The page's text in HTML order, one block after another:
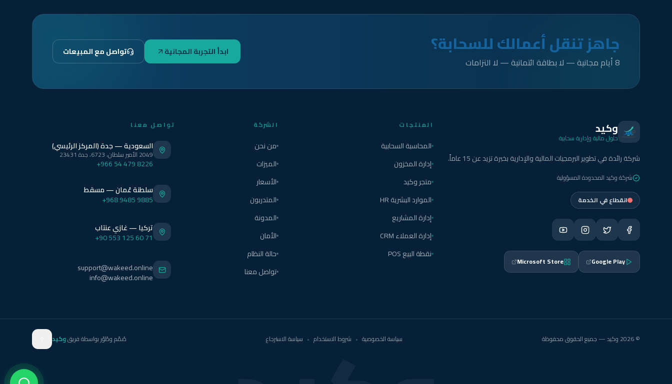
جاهز تنقل أعمالك للسحابة؟
8 أيام مجانية — لا بطاقة ائتمانية — لا التزامات
ابدأ التجربة المجانية تواصل مع المبيعات
وكيد
حلول مالية وإدارية سحابية
شركة رائدة في تطوير البرمجيات المالية والإدارية بخبرة تزيد عن 15 عاماً.
شركة وكيد المحدودة المسؤولية
انقطاع في الخدمة
Google Play
Microsoft Store
المنتجات
المحاسبة السحابية
إدارة المخزون
متجر وكيد
الموارد البشرية HR
إدارة المشاريع
إدارة العملاء CRM
نقطة البيع POS
الشركة
من نحن
الميزات
الأسعار
المتدربون
المدونة
الأمان
حالة النظام
تواصل معنا
تواصل معنا
السعودية — جدة (المركز الرئيسي)
2049 الأمير سلطان، 6723، جدة 23431
+966 54 479 8226
سلطنة عُمان — مسقط
+968 9485 9885
تركيا — غازي عنتاب
+90 553 125 60 71
support@wakeed.online
info@wakeed.online
© 2026 وكيد — جميع الحقوق محفوظة سياسة الخصوصية • شروط الاستخدام • سياسة الاسترجاع صُمّم وطُوّر بواسطة فريقوكيد